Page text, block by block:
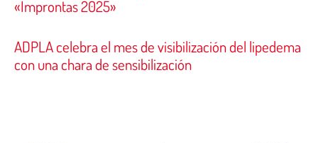
«Improntas 2025»
ADPLA celebra el mes de visibilización del lipedema
con una chara de sensibilización